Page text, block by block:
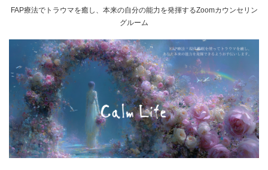
FAP療法でトラウマを癒し、本来の自分の能力を発揮するZoomカウンセリン
グルーム